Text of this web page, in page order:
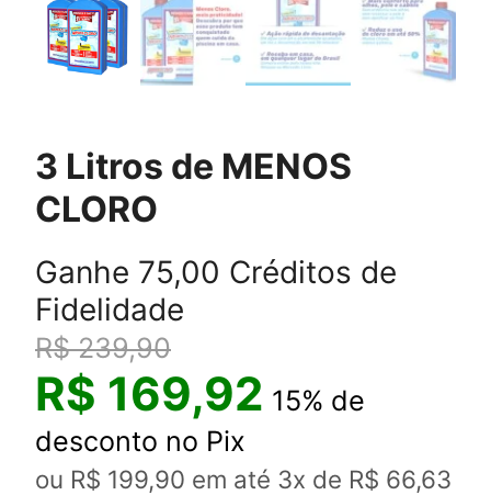
3 Litros de MENOS
CLORO
Ganhe 75,00 Créditos de
Fidelidade
R$239,90
R$ 169,92 15% de
desconto no Pix
ou R$ 199,90 em até 3x de R$ 66,63